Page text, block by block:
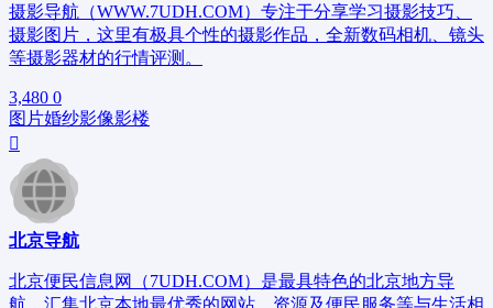
摄影导航（WWW.7UDH.COM）专注于分享学习摄影技巧、
摄影图片，这里有极具个性的摄影作品，全新数码相机、镜头
等摄影器材的行情评测。
3,480 0
图片婚纱影像影楼
北京导航
北京便民信息网（7UDH.COM）是最具特色的北京地方导
航，汇集北京本地最优秀的网站、资源及便民服务等与生活相